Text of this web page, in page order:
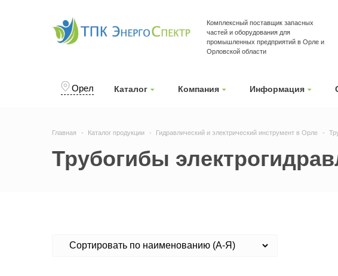
Орел Каталог Компания Информация
Комплексный поставщик запасных
частей и оборудования для
промышленных предприятий в Орле и
Орловской области
Главная Каталог продукции Гидравлический и электрический инструмент в Орле
Трубогибы